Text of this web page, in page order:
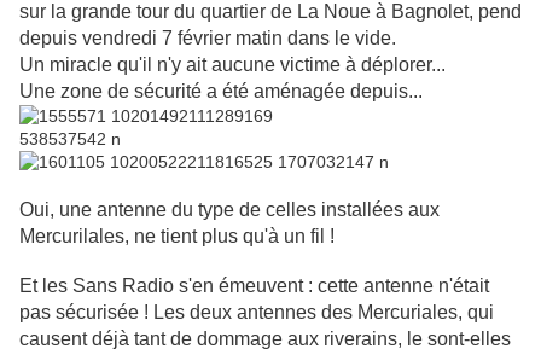
sur la grande tour du quartier de La Noue à Bagnolet, pend
depuis vendredi 7 février matin dans le vide.
Un miracle qu'il n'y ait aucune victime à déplorer...
Une zone de sécurité a été aménagée depuis...
Oui, une antenne du type de celles installées aux
Mercurilales, ne tient plus qu'à un fil !
Et les Sans Radio s'en émeuvent : cette antenne n'était
pas sécurisée ! Les deux antennes des Mercuriales, qui
causent déjà tant de dommage aux riverains, le sont-elles